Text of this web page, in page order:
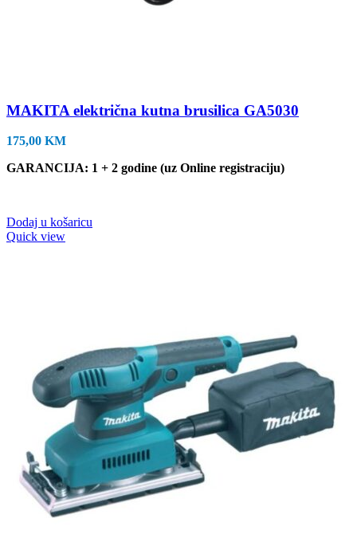
MAKITA električna kutna brusilica GA5030
175,00 KM
GARANCIJA: 1 + 2 godine (uz Online registraciju)
Dodaj u košaricu
Quick view